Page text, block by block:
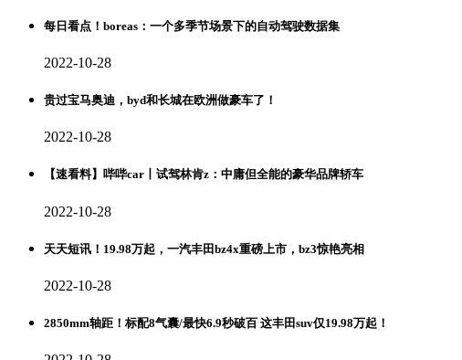
每日看点！boreas：一个多季节场景下的自动驾驶数据集
2022-10-28
贵过宝马奥迪，byd和长城在欧洲做豪车了！
2022-10-28
【速看料】哔哔car丨试驾林肯z：中庸但全能的豪华品牌轿车
2022-10-28
天天短讯！19.98万起，一汽丰田bz4x重磅上市，bz3惊艳亮相
2022-10-28
2850mm轴距！标配8气囊/最快6.9秒破百 这丰田suv仅19.98万起！